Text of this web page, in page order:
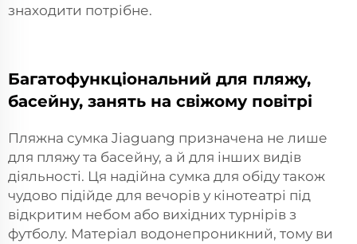
знаходити потрібне.
Багатофункціональний для пляжу,
басейну, занять на свіжому повітрі
Пляжна сумка Jiaguang призначена не лише
для пляжу та басейну, а й для інших видів
діяльності. Ця надійна сумка для обіду також
чудово підійде для вечорів у кінотеатрі під
відкритим небом або вихідних турнірів з
футболу. Матеріал водонепроникний, тому ви